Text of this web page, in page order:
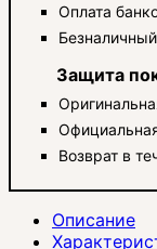
Оплата
Защита
Возврат в
Описание